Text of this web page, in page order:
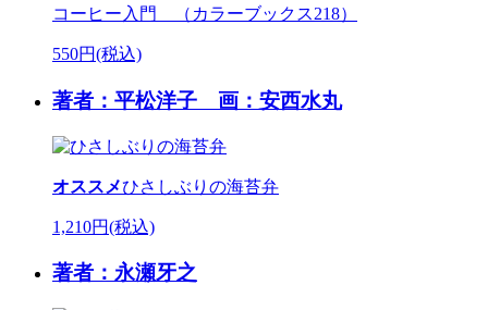
コーヒー入門 （カラーブックス218）
550円(税込)
著者：平松洋子 画：安西水丸
オススメひさしぶりの海苔弁
1,210円(税込)
著者：永瀬牙之